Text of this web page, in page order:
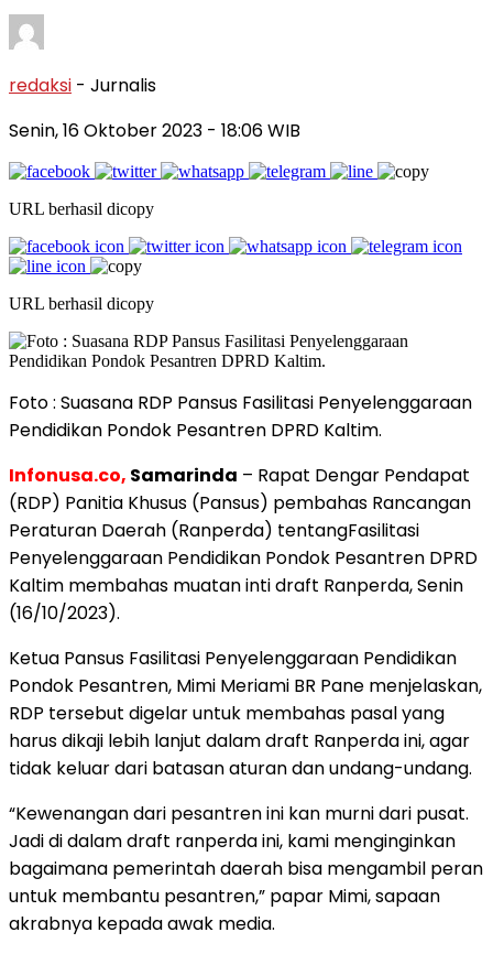
redaksi - Jurnalis
Senin, 16 Oktober 2023 - 18:06 WIB
URL berhasil dicopy
URL berhasil dicopy
Foto : Suasana RDP Pansus Fasilitasi Penyelenggaraan
Pendidikan Pondok Pesantren DPRD Kaltim.
Infonusa.co, Samarinda – Rapat Dengar Pendapat
(RDP) Panitia Khusus (Pansus) pembahas Rancangan
Peraturan Daerah (Ranperda) tentangFasilitasi
Penyelenggaraan Pendidikan Pondok Pesantren DPRD
Kaltim membahas muatan inti draft Ranperda, Senin
(16/10/2023).
Ketua Pansus Fasilitasi Penyelenggaraan Pendidikan
Pondok Pesantren, Mimi Meriami BR Pane menjelaskan,
RDP tersebut digelar untuk membahas pasal yang
harus dikaji lebih lanjut dalam draft Ranperda ini, agar
tidak keluar dari batasan aturan dan undang-undang.
“Kewenangan dari pesantren ini kan murni dari pusat.
Jadi di dalam draft ranperda ini, kami menginginkan
bagaimana pemerintah daerah bisa mengambil peran
untuk membantu pesantren,” papar Mimi, sapaan
akrabnya kepada awak media.